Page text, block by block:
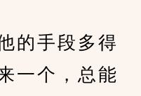
手段多得
一个，总能